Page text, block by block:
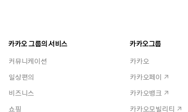
카카오 그룹의 서비스
커뮤니케이션
일상편의
비즈니스
쇼핑
카카오그룹
카카오
카카오페이
카카오뱅크
카카오모빌리티